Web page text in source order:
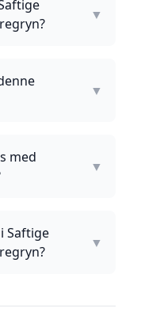
▼
▼
med
▼
Saftige
▼